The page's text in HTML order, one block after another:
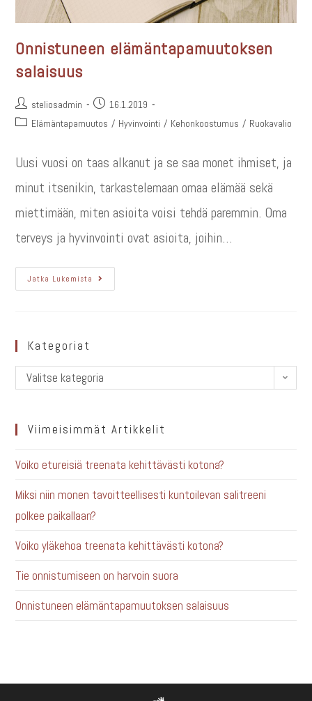
Onnistuneen elämäntapamuutoksen
salaisuus
steliosadmin
16.1.2019
Elämäntapamuutos / Hyvinvointi / Kehonkoostumus / Ruokavalio
Uusi vuosi on taas alkanut ja se saa monet ihmiset, ja
minut itsenikin, tarkastelemaan omaa elämää sekä
miettimään, miten asioita voisi tehdä paremmin. Oma
terveys ja hyvinvointi ovat asioita, joihin…
Jatka Lukemista
Kategoriat
Valitse kategoria
Viimeisimmät Artikkelit
Voiko etureisiä treenata kehittävästi kotona?
Miksi niin monen tavoitteellisesti kuntoilevan salitreeni
polkee paikallaan?
Voiko yläkehoa treenata kehittävästi kotona?
Tie onnistumiseen on harvoin suora
Onnistuneen elämäntapamuutoksen salaisuus